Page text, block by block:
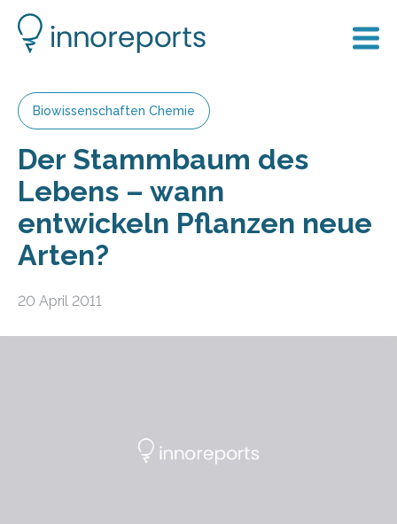
Biowissenschaften Chemie
Der Stammbaum des
Lebens – wann
entwickeln Pflanzen neue
Arten?
20 April 2011